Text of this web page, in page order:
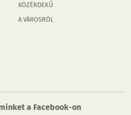
KÖZÉRDEKŰ
A VÁROSRÓL
a Facebook-on